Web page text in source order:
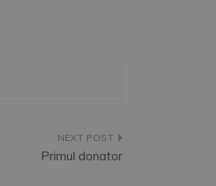
Primul donator